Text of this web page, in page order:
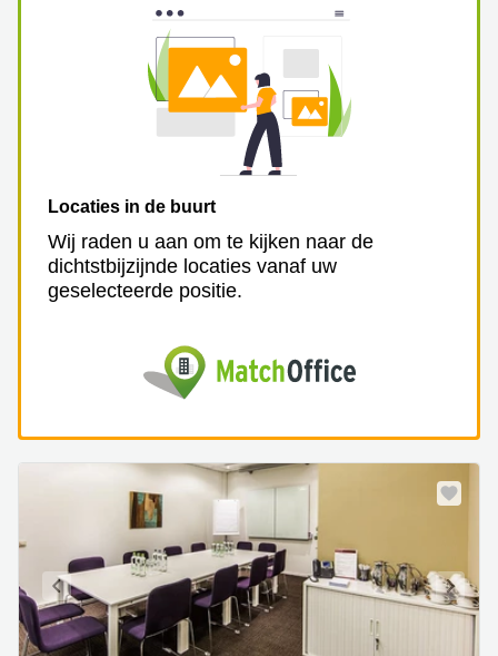
Locaties in de buurt
Wij raden u aan om te kijken naar de
dichtstbijzijnde locaties vanaf uw
geselecteerde positie.